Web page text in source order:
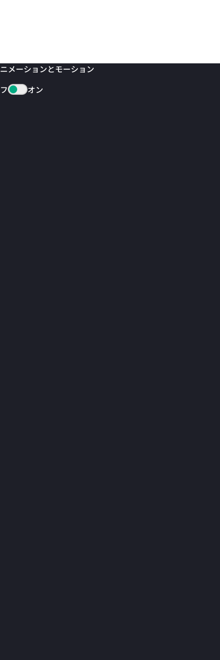
メーションとモーション
オン